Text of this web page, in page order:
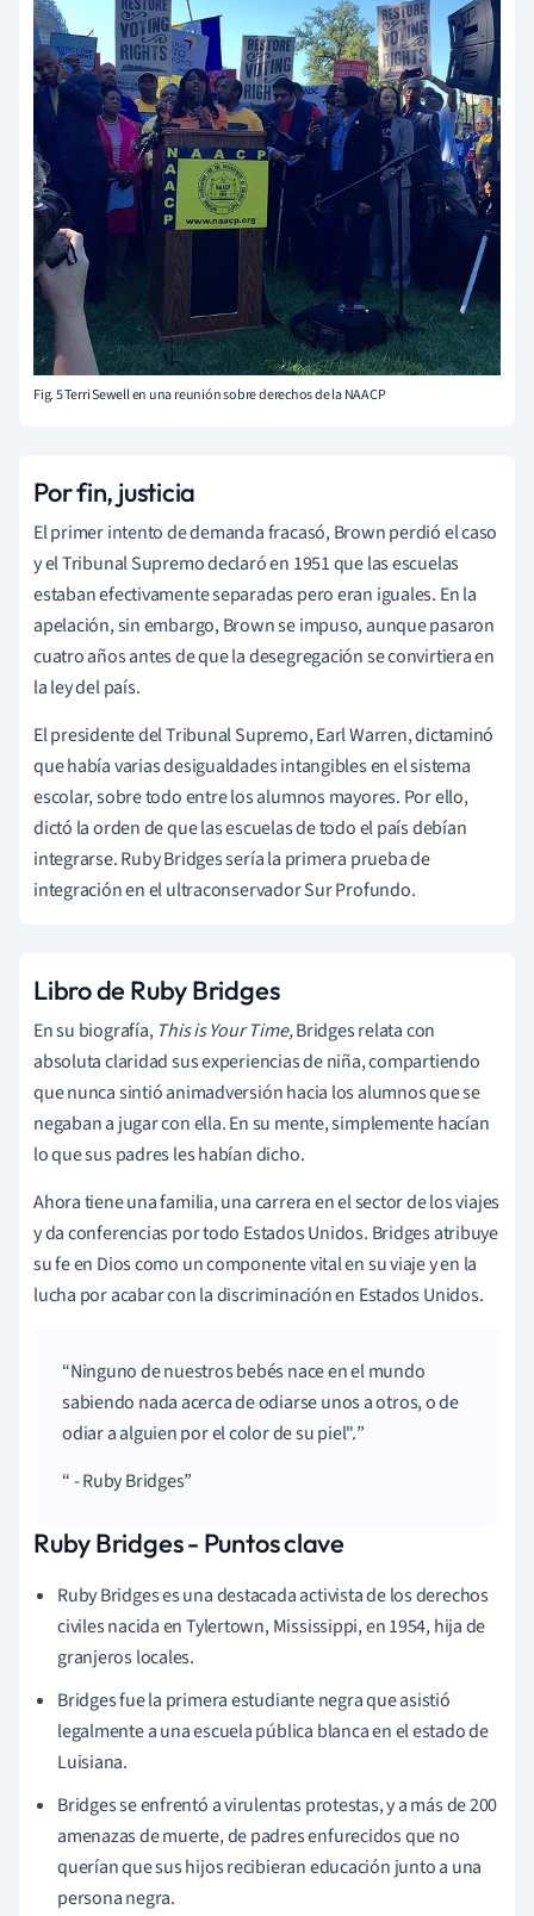
Fig. 5 Terri Sewell en una reunión sobre derechos de la NAACP
Por fin, justicia
El primer intento de demanda fracasó, Brown perdió el caso
y el Tribunal Supremo declaró en 1951 que las escuelas
estaban efectivamente separadas pero eran iguales. En la
apelación, sin embargo, Brown se impuso, aunque pasaron
cuatro años antes de que la desegregación se convirtiera en
la ley del país.
El presidente del Tribunal Supremo, Earl Warren, dictaminó
que había varias desigualdades intangibles en el sistema
escolar, sobre todo entre los alumnos mayores. Por ello,
dictó la orden de que las escuelas de todo el país debían
integrarse. Ruby Bridges sería la primera prueba de
integración en el ultraconservador Sur Profundo.
Libro de Ruby Bridges
En su biografía,This is Your Time,Bridges relata con
absoluta claridad sus experiencias de niña, compartiendo
que nunca sintió animadversión hacia los alumnos que se
negaban a jugar con ella. En su mente, simplemente hacían
lo que sus padres les habían dicho.
Ahora tiene una familia, una carrera en el sector de los viajes
y da conferencias por todo Estados Unidos. Bridges atribuye
su fe en Dios como un componente vital en su viaje y en la
lucha por acabar con la discriminación en Estados Unidos.
Ninguno de nuestros bebés nace en el mundo
sabiendo nada acerca de odiarse unos a otros, o de
odiar a alguien por el color de su piel".
- Ruby Bridges
Ruby Bridges - Puntos clave
Ruby Bridges es una destacada activista de los derechos
civiles nacida en Tylertown, Mississippi, en 1954, hija de
granjeros locales.
Bridges fue la primera estudiante negra que asistió
legalmente a una escuela pública blanca en el estado de
Luisiana.
Bridges se enfrentó a virulentas protestas, y a más de 200
amenazas de muerte, de padres enfurecidos que no
querían que sus hijos recibieran educación junto a una
persona negra.